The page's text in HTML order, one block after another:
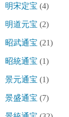
明宋定宝 (4)
明道元宝 (2)
昭武通宝 (21)
昭統通宝 (1)
景元通宝 (1)
景盛通宝 (7)